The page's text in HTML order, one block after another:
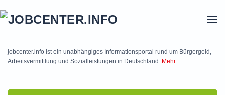
jobcenter.info ist ein unabhängiges Informationsportal rund um Bürgergeld,
Arbeitsvermittlung und Sozialleistungen in Deutschland. Mehr...